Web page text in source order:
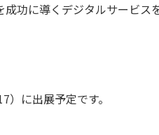
功に導くデジタルサービス
に出展予定です。